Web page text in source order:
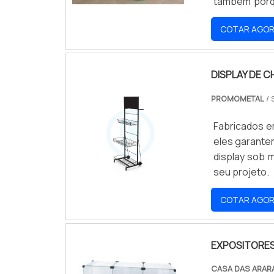
área de
e sempre
visibilidade.
produto:
fabricantes
capaz de
COTAR
DISPLAY DE
PROMOMETAL/
Fabricados
eles
display sob
seu projeto.
COTAR
CASA DAS